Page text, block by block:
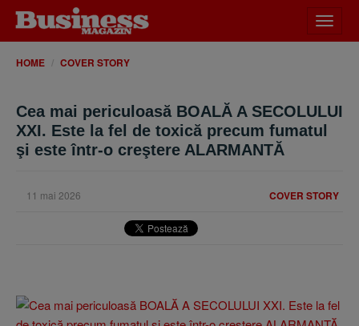
meniu
HOME COVER STORY
Cea mai periculoasă BOALĂ A SECOLULUI
XXI. Este la fel de toxică precum fumatul
şi este într-o creştere ALARMANTĂ
COVER STORY
11 mai 2026